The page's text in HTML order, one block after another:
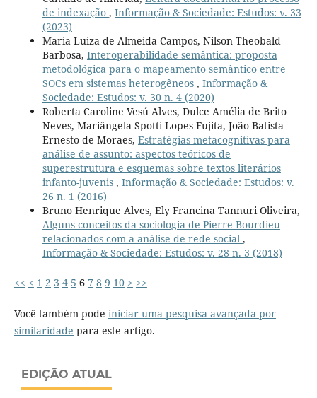
de indexação , Informação & Sociedade: Estudos: v. 33
(2023)
Maria Luiza de Almeida Campos, Nilson Theobald
Barbosa, Interoperabilidade semântica: proposta
metodológica para o mapeamento semântico entre
SOCs em sistemas heterogêneos , Informação &
Sociedade: Estudos: v. 30 n. 4 (2020)
Roberta Caroline Vesú Alves, Dulce Amélia de Brito
Neves, Mariângela Spotti Lopes Fujita, João Batista
Ernesto de Moraes, Estratégias metacognitivas para
análise de assunto: aspectos teóricos de
superestrutura e esquemas sobre textos literários
infanto-juvenis , Informação & Sociedade: Estudos: v.
26 n. 1 (2016)
Bruno Henrique Alves, Ely Francina Tannuri Oliveira,
Alguns conceitos da sociologia de Pierre Bourdieu
relacionados com a análise de rede social ,
Informação & Sociedade: Estudos: v. 28 n. 3 (2018)
<< < 1 2 3 4 5 6 7 8 9 10 > >>
Você também pode iniciar uma pesquisa avançada por
similaridade para este artigo.
EDIÇÃO ATUAL